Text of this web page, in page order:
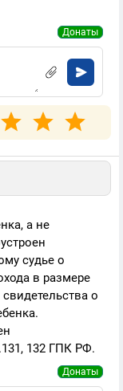
Донаты
а не
судье о
в размере
о
132 ГПК РФ.
Донаты